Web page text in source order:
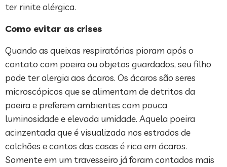
ter rinite alérgica.
Como evitar as crises
Quando as queixas respiratórias pioram após o
contato com poeira ou objetos guardados, seu filho
pode ter alergia aos ácaros. Os ácaros são seres
microscópicos que se alimentam de detritos da
poeira e preferem ambientes com pouca
luminosidade e elevada umidade. Aquela poeira
acinzentada que é visualizada nos estrados de
colchões e cantos das casas é rica em ácaros.
Somente em um travesseiro já foram contados mais